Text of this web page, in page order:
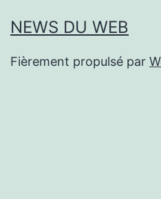
NEWS DU WEB
Fièrement propulsé par